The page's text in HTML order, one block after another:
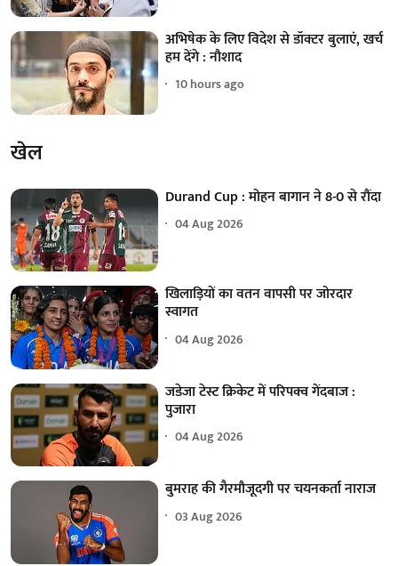
अभिषेक के लिए विदेश से डॉक्टर बुलाएं, खर्च
हम देंगे : नौशाद
10 hours ago
खेल
Durand Cup : मोहन बागान ने 8-0 से रौंदा
04 Aug 2026
खिलाड़ियों का वतन वापसी पर जोरदार
स्वागत
04 Aug 2026
जडेजा टेस्ट क्रिकेट में परिपक्व गेंदबाज :
पुजारा
04 Aug 2026
बुमराह की गैरमौजूदगी पर चयनकर्ता नाराज
03 Aug 2026